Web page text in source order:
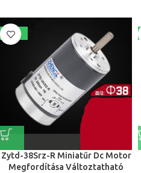
-19%
Zytd-38Srz-R Miniatűr Dc Motor
Megfordítása Változtatható